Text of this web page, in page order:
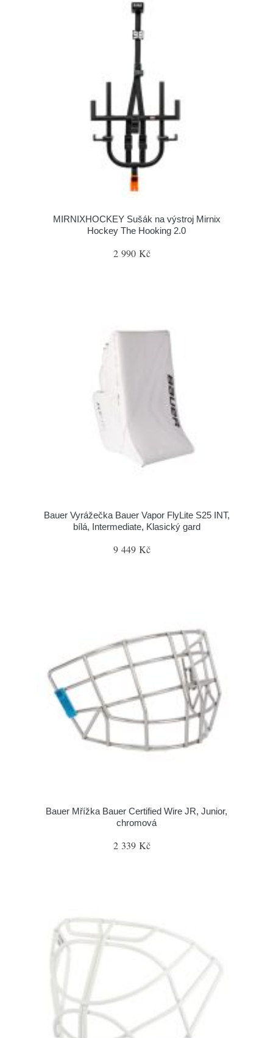
MIRNIXHOCKEY Sušák na výstroj Mirnix
Hockey The Hooking 2.0
2 990 Kč
Bauer Vyrážečka Bauer Vapor FlyLite S25 INT,
bílá, Intermediate, Klasický gard
9 449 Kč
Bauer Mřížka Bauer Certified Wire JR, Junior,
chromová
2 339 Kč